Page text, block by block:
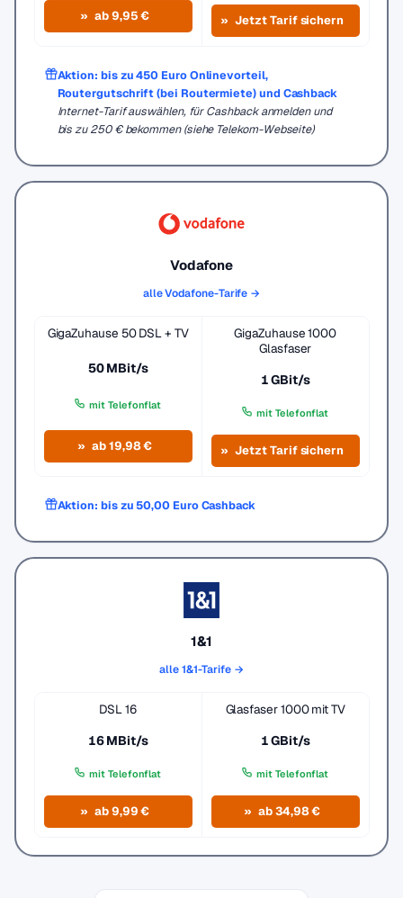
ab 9,95 € Jetzt Tarif sichern
Aktion: bis zu 450 Euro Onlinevorteil,
Routergutschrift (bei Routermiete) und Cashback
Internet-Tarif auswählen, für Cashback anmelden und
bis zu 250 € bekommen (siehe Telekom-Webseite)
Vodafone
alle Vodafone-Tarife →
GigaZuhause 50 DSL + TV
50 MBit/s
mit Telefonflat
ab 19,98 €
GigaZuhause 1000
Glasfaser
1 GBit/s
mit Telefonflat
Jetzt Tarif sichern
Aktion: bis zu 50,00 Euro Cashback
1&1
alle 1&1-Tarife →
DSL 16
16 MBit/s
mit Telefonflat
ab 9,99 €
Glasfaser 1000 mit TV
1 GBit/s
mit Telefonflat
ab 34,98 €